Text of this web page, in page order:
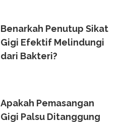
Benarkah Penutup Sikat
Gigi Efektif Melindungi
dari Bakteri?
Apakah Pemasangan
Gigi Palsu Ditanggung